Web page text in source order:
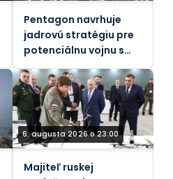
Pentagon navrhuje
jadrovú stratégiu pre
potenciálnu vojnu s
Ruskom a Čínou – NBC
6. augusta 2026 o 23:00
Majiteľ ruskej